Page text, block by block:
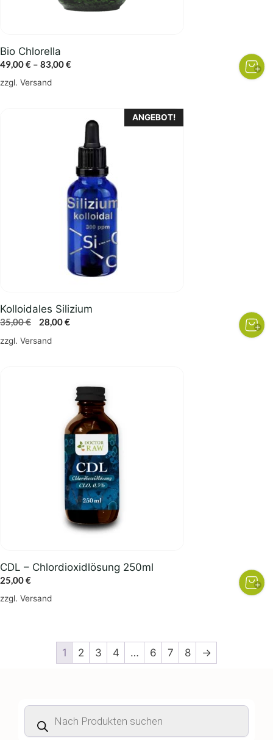
Bio Chlorella
49,00€ – 83,00€Preisspanne:
zzgl. Versand
werden
ANGEBOT!
Kolloidales Silizium
35,00€
Ursprünglicher
Preis
28,00€Aktueller
zzgl. Versand
CDL – Chlordioxidlösung 250ml
25,00€
zzgl. Versand
1 2 3 4 … 6 7 8 →
Products
search